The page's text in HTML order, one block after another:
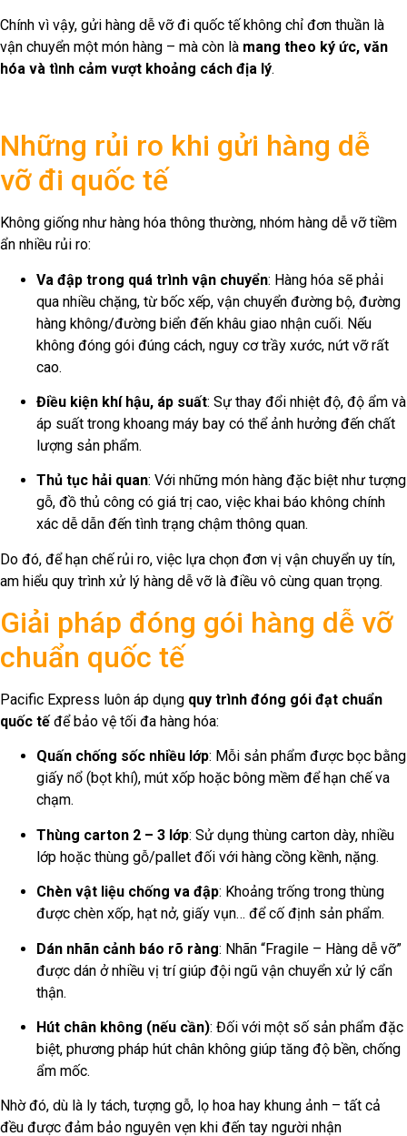
Chính vì vậy, gửi hàng dễ vỡ đi quốc tế không chỉ đơn thuần là
vận chuyển một món hàng – mà còn là mang theo ký ức, văn
hóa và tình cảm vượt khoảng cách địa lý.
Những rủi ro khi gửi hàng dễ
vỡ đi quốc tế
Không giống như hàng hóa thông thường, nhóm hàng dễ vỡ tiềm
ẩn nhiều rủi ro:
Va đập trong quá trình vận chuyển: Hàng hóa sẽ phải
qua nhiều chặng, từ bốc xếp, vận chuyển đường bộ, đường
hàng không/đường biển đến khâu giao nhận cuối. Nếu
không đóng gói đúng cách, nguy cơ trầy xước, nứt vỡ rất
cao.
Điều kiện khí hậu, áp suất: Sự thay đổi nhiệt độ, độ ẩm và
áp suất trong khoang máy bay có thể ảnh hưởng đến chất
lượng sản phẩm.
Thủ tục hải quan: Với những món hàng đặc biệt như tượng
gỗ, đồ thủ công có giá trị cao, việc khai báo không chính
xác dễ dẫn đến tình trạng chậm thông quan.
Do đó, để hạn chế rủi ro, việc lựa chọn đơn vị vận chuyển uy tín,
am hiểu quy trình xử lý hàng dễ vỡ là điều vô cùng quan trọng.
Giải pháp đóng gói hàng dễ vỡ
chuẩn quốc tế
Pacific Express luôn áp dụng quy trình đóng gói đạt chuẩn
quốc tếđể bảo vệ tối đa hàng hóa:
Quấn chống sốc nhiều lớp: Mỗi sản phẩm được bọc bằng
giấy nổ (bọt khí), mút xốp hoặc bông mềm để hạn chế va
chạm.
Thùng carton 2 – 3 lớp: Sử dụng thùng carton dày, nhiều
lớp hoặc thùng gỗ/pallet đối với hàng cồng kềnh, nặng.
Chèn vật liệu chống va đập: Khoảng trống trong thùng
được chèn xốp, hạt nở, giấy vụn… để cố định sản phẩm.
Dán nhãn cảnh báo rõ ràng: Nhãn “Fragile – Hàng dễ vỡ”
được dán ở nhiều vị trí giúp đội ngũ vận chuyển xử lý cẩn
thận.
Hút chân không (nếu cần): Đối với một số sản phẩm đặc
biệt, phương pháp hút chân không giúp tăng độ bền, chống
ẩm mốc.
Nhờ đó, dù là ly tách, tượng gỗ, lọ hoa hay khung ảnh – tất cả
đều được đảm bảo nguyên vẹn khi đến tay người nhận